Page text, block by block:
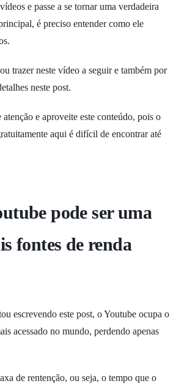
e passe a se tornar uma verdadeira
é preciso entender como ele
trazer neste vídeo a seguir e também por
neste post.
atenção e aproveite este conteúdo, pois o
aqui é difícil de encontrar até
pode ser uma
fontes de renda
escrevendo este post, o Youtube ocupa o
acessado no mundo, perdendo apenas
de rentenção, ou seja, o tempo que o